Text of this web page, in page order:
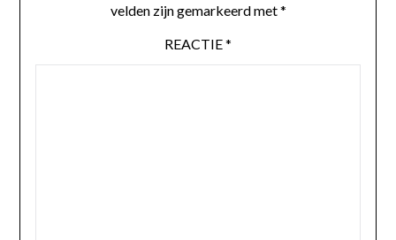
velden zijn gemarkeerd met*
REACTIE*